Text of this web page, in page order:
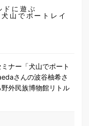
ドに遊ぶ
でポートレイ
ナー「犬山でポート
さんの波谷柚希さ
外民族博物館リトル